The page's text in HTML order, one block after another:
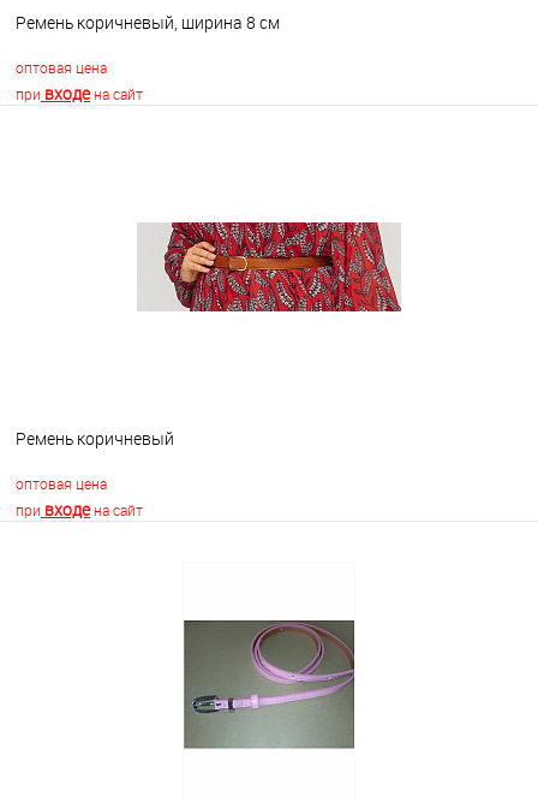
Ремень коричневый, ширина 8 см
оптовая цена
при входена сайт
В наличии
Ремень коричневый
оптовая цена
при входена сайт
Недоступно